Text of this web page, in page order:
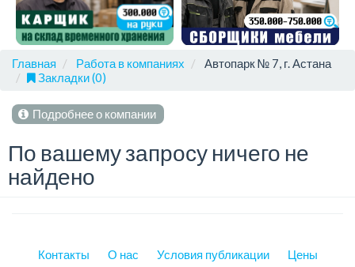
Главная Работа в компаниях
Автопарк № 7, г. Астана
Закладки (0)
Подробнее о компании
По вашему запросу ничего не
найдено
Контакты О нас Условия публикации Цены